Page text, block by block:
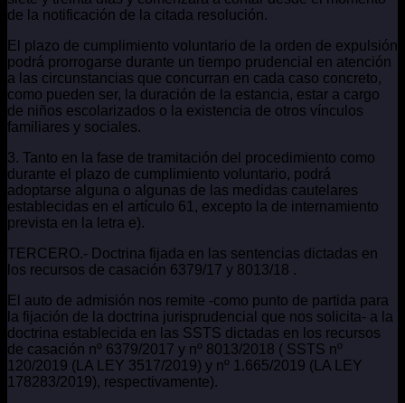
de la notificación de la citada resolución.
El plazo de cumplimiento voluntario de la orden de expulsión
podrá prorrogarse durante un tiempo prudencial en atención
a las circunstancias que concurran en cada caso concreto,
como pueden ser, la duración de la estancia, estar a cargo
de niños escolarizados o la existencia de otros vínculos
familiares y sociales.
3. Tanto en la fase de tramitación del procedimiento como
durante el plazo de cumplimiento voluntario, podrá
adoptarse alguna o algunas de las medidas cautelares
establecidas en el artículo 61, excepto la de internamiento
prevista en la letra e).
TERCERO.- Doctrina fijada en las sentencias dictadas en
los recursos de casación 6379/17 y 8013/18 .
El auto de admisión nos remite -como punto de partida para
la fijación de la doctrina jurisprudencial que nos solicita- a la
doctrina establecida en las SSTS dictadas en los recursos
de casación nº 6379/2017 y nº 8013/2018 ( SSTS nº
120/2019 (LA LEY 3517/2019) y nº 1.665/2019 (LA LEY
178283/2019), respectivamente).